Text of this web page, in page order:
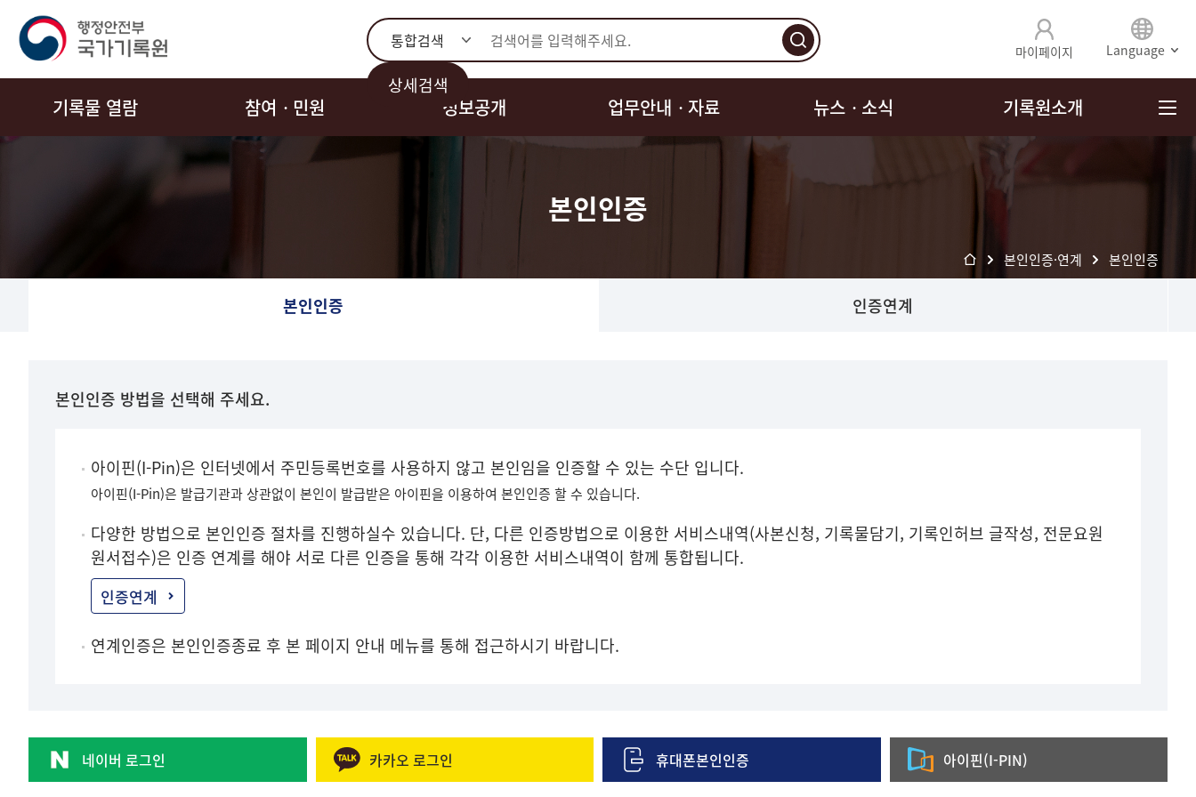
통합검색
상세검색
마이페이지 Language
기록물 열람 참여ㆍ민원 정보공개 업무안내ㆍ자료 뉴스ㆍ소식 기록원소개
본인인증
본인인증·연계 본인인증
본인인증 인증연계
본인인증 방법을 선택해 주세요.
아이핀(I-Pin)은 인터넷에서 주민등록번호를 사용하지 않고 본인임을 인증할 수 있는 수단 입니다.
아이핀(I-Pin)은 발급기관과 상관없이 본인이 발급받은 아이핀을 이용하여 본인인증 할 수 있습니다.
다양한 방법으로 본인인증 절차를 진행하실수 있습니다. 단, 다른 인증방법으로 이용한 서비스내역(사본신청, 기록물담기, 기록인허브 글작성, 전문요원
원서접수)은 인증 연계를 해야 서로 다른 인증을 통해 각각 이용한 서비스내역이 함께 통합됩니다.
인증연계
연계인증은 본인인증종료 후 본 페이지 안내 메뉴를 통해 접근하시기 바랍니다.
네이버 로그인 카카오 로그인 휴대폰본인인증 아이핀(I-PIN)